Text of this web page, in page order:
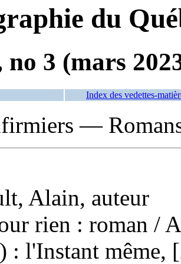
du
no 3 (mars
Index des vedettes-
—
Alain, auteur
rien : roman /
: l'Instant